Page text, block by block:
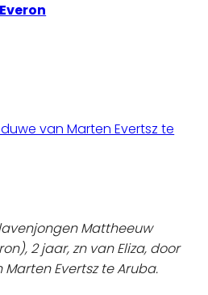
Everon
van Marten Evertsz te
Mattheeuw
2 jaar, zn van Eliza, door
Evertsz te Aruba.